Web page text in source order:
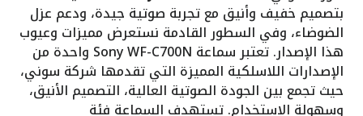
بتصميم خفيف وأنيق مع تجربة صوتية جيدة، ودعم عزل
الضوضاء، وفي السطور القادمة نستعرض مميزات وعيوب
هذا الإصدار. تعتبر سماعة Sony WF-C700N واحدة من
الإصدارات اللاسلكية المميزة التي تقدمها شركة سوني،
حيث تجمع بين الجودة الصوتية العالية، التصميم الأنيق،
وسهولة الاستخدام. تستهدف السماعة فئة